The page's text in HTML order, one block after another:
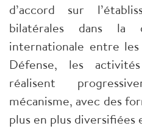
d’accord sur
bilatérales dans la
internationale entre
Défense, les
réalisent
mécanisme, avec des
plus en plus diversifiées